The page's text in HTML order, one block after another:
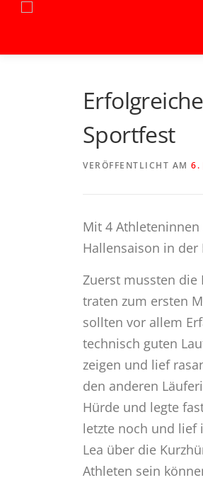
Zum
springen
Sportfest
VERÖFFENTLICHT AM 6.
Mit 4
Hallensaison in der
Zuerst mussten die
traten zum ersten
sollten vor allem
technisch guten
zeigen und lief
den anderen
Hürde und legte
letzte noch und lief
Lea über die
Athleten sein